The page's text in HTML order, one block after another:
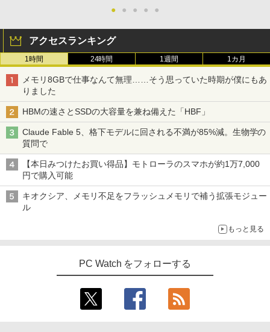
● ● ● ● ●
アクセスランキング
1時間 24時間 1週間 1カ月
メモリ8GBで仕事なんて無理……そう思っていた時期が僕にもあ
りました
HBMの速さとSSDの大容量を兼ね備えた「HBF」
Claude Fable 5、格下モデルに回される不満が85%減。生物学の
質問で
【本日みつけたお買い得品】モトローラのスマホが約1万7,000
円で購入可能
キオクシア、メモリ不足をフラッシュメモリで補う拡張モジュー
ル
もっと見る
PC Watch をフォローする